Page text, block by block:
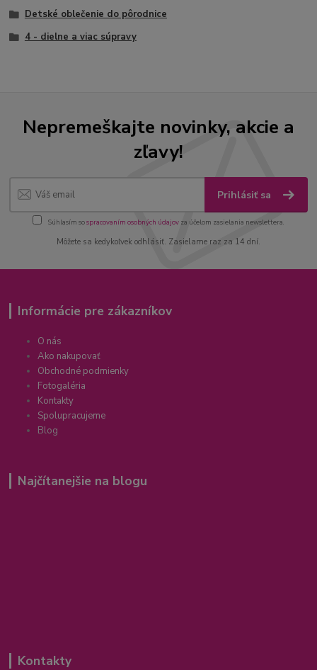
Detské oblečenie do pôrodnice
4 - dielne a viac súpravy
Nepremeškajte novinky, akcie a
zľavy!
Prihlásiť sa
Súhlasím sospracovaním osobných údajov za účelom zasielania newslettera.
Môžete sa kedykoľvek odhlásiť. Zasielame raz za 14 dní.
Informácie pre zákazníkov
O nás
Ako nakupovať
Obchodné podmienky
Fotogaléria
Kontakty
Spolupracujeme
Blog
Najčítanejšie na blogu
Kontakty